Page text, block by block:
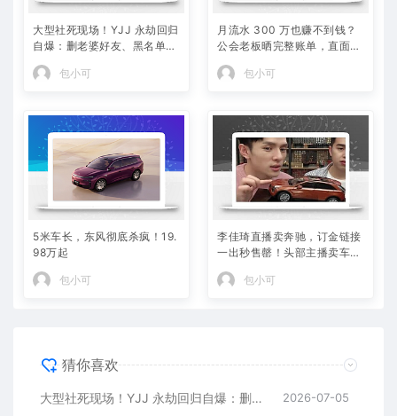
大型社死现场！YJJ 永劫回归
自爆：删老婆好友、黑名单躺
平 PDD，冠军白银局全员白
给
包小可
月流水 300 万也赚不到钱？
公会老板晒完整账单，直面黑
奴合同全网争议
包小可
5米车长，东风彻底杀疯！19.
98万起
包小可
李佳琦直播卖奔驰，订金链接
一出秒售罄！头部主播卖车，
包小可
猜你喜欢
大型社死现场！YJJ 永劫回归自爆：删老婆好友、黑名单躺平 PDD，冠军白银局全员白给 2026-07-05